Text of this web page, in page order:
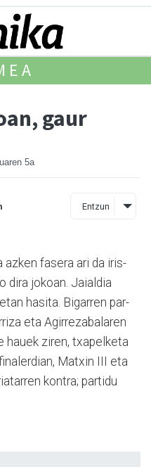
gaur
5a
Entzun
azken fasera ari da iris­
dira jokoan. Jaialdia
hasita. Bigarren par­
eta Agi­rre­za­balaren
hauek ziren, txa­pelketa
Matxin III eta
kontra; partidu